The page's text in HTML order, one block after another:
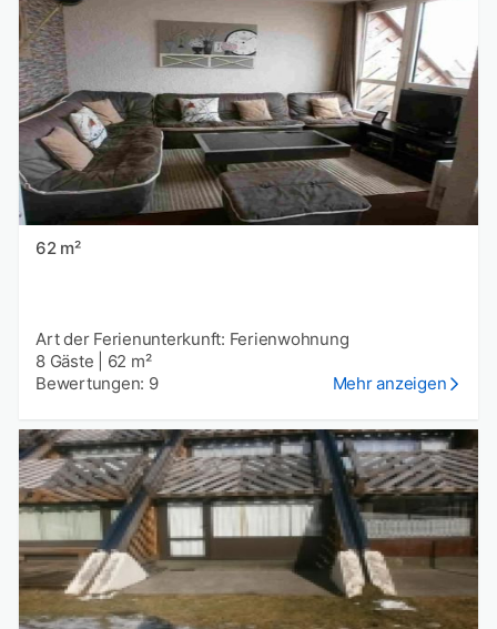
62 m²
Art der Ferienunterkunft: Ferienwohnung
8 Gäste
62 m²
Bewertungen: 9
Mehr anzeigen